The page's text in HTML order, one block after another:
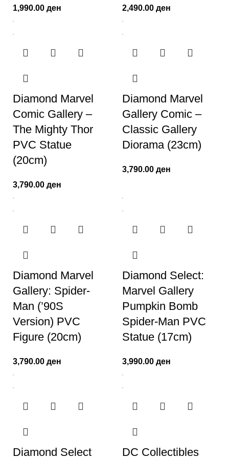
1,990.00 ден 2,490.00 ден
Diamond Marvel
Comic Gallery –
The Mighty Thor
PVC Statue
(20cm)
3,790.00 ден
Diamond Marvel
Gallery Comic –
Classic Gallery
Diorama (23cm)
3,790.00 ден
Diamond Marvel
Gallery: Spider-
Man (’90S
Version) PVC
Figure (20cm)
3,790.00 ден
Diamond Select:
Marvel Gallery
Pumpkin Bomb
Spider-Man PVC
Statue (17cm)
3,990.00 ден
Diamond Select
DC Collectibles